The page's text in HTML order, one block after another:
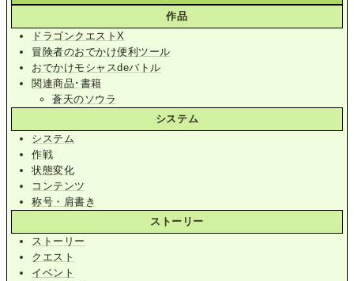
作品
ドラゴンクエストX
冒険者のおでかけ便利ツール
おでかけモシャスdeバトル
関連商品･書籍
蒼天のソウラ
システム
システム
作戦
状態変化
コンテンツ
称号・肩書き
ストーリー
ストーリー
クエスト
イベント